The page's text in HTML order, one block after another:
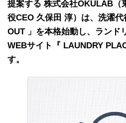
提案する 株式会社OKULAB（
役CEO 久保田 淳）は、洗濯
OUT 」を本格始動し、ランド
WEBサイト『 LAUNDRY
す。